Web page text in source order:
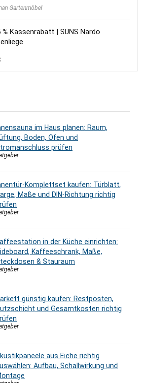
war:
ist:
Gartenmöbel
% Kassenrabatt | SUNS Nardo
im Haus planen: Raum,
Boden, Ofen und
prüfen
Komplettset kaufen: Türblatt,
Maße und DIN-Richtung richtig
in der Küche einrichten:
Kaffeeschrank, Maße,
& Stauraum
günstig kaufen: Restposten,
und Gesamtkosten richtig
aus Eiche richtig
Aufbau, Schallwirkung und